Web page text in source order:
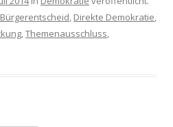
Bürgerentscheid, Direkte Demokratie,
,Themenausschluss,